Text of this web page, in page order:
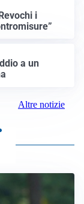
i
a un
Altre notizie